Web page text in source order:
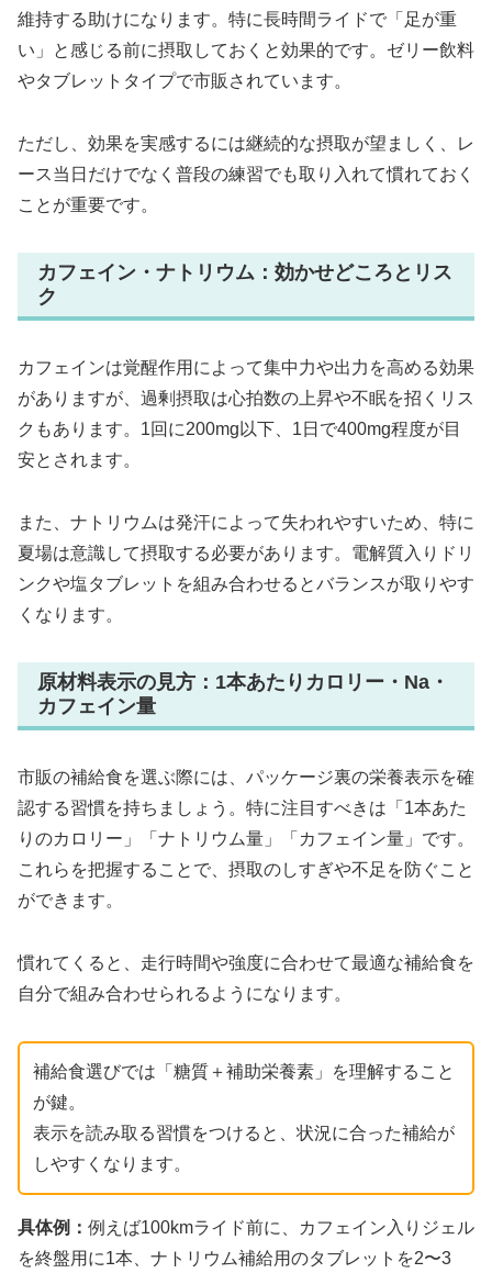
維持する助けになります。特に長時間ライドで「足が重
い」と感じる前に摂取しておくと効果的です。ゼリー飲料
やタブレットタイプで市販されています。
ただし、効果を実感するには継続的な摂取が望ましく、レ
ース当日だけでなく普段の練習でも取り入れて慣れておく
ことが重要です。
カフェイン・ナトリウム：効かせどころとリス
ク
カフェインは覚醒作用によって集中力や出力を高める効果
がありますが、過剰摂取は心拍数の上昇や不眠を招くリス
クもあります。1回に200mg以下、1日で400mg程度が目
安とされます。
また、ナトリウムは発汗によって失われやすいため、特に
夏場は意識して摂取する必要があります。電解質入りドリ
ンクや塩タブレットを組み合わせるとバランスが取りやす
くなります。
原材料表示の見方：1本あたりカロリー・Na・
カフェイン量
市販の補給食を選ぶ際には、パッケージ裏の栄養表示を確
認する習慣を持ちましょう。特に注目すべきは「1本あた
りのカロリー」「ナトリウム量」「カフェイン量」です。
これらを把握することで、摂取のしすぎや不足を防ぐこと
ができます。
慣れてくると、走行時間や強度に合わせて最適な補給食を
自分で組み合わせられるようになります。
補給食選びでは「糖質＋補助栄養素」を理解すること
が鍵。
表示を読み取る習慣をつけると、状況に合った補給が
しやすくなります。
具体例： 例えば100kmライド前に、カフェイン入りジェル
を終盤用に1本、ナトリウム補給用のタブレットを2〜3